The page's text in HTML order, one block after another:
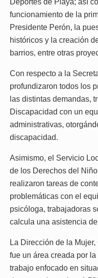
funcionamiento de la
Presidente Perón, la
históricos y la creación
barrios, entre otras
Con respecto a la
profundizaron todos los
las distintas demandas,
Discapacidad con un
administrativas,
discapacidad.
Asimismo, el Servicio
de los Derechos del
realizaron tareas de
problemáticas con el
psicóloga, trabajadoras
calcula una asistencia
La Dirección de la
fue un área creada por
trabajo enfocado en